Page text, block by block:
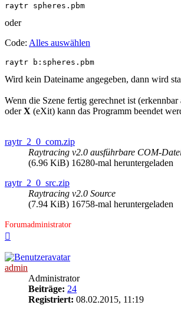
raytr spheres.pbm
oder
Code: Alles auswählen
raytr b:spheres.pbm
Wird kein Dateiname angegeben, dann wird
Wenn die Szene fertig gerechnet ist
oderX (eXit) kann das Programm beendet
raytr_2_0_com.zip
Raytracing v2.0 ausführbare COM-
(6.96 KiB) 16280-mal heruntergeladen
raytr_2_0_src.zip
Raytracing v2.0 Source
(7.94 KiB) 16758-mal heruntergeladen
Forumadministrator
admin
Administrator
Beiträge: 24
Registriert: 08.02.2015, 11:19